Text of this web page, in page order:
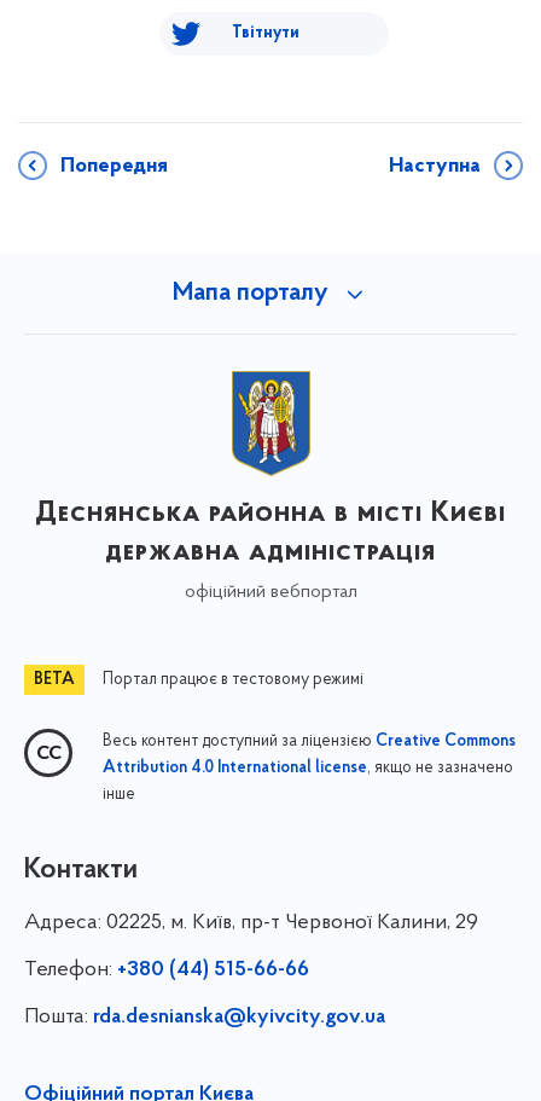
Твітнути
Попередня Наступна
Мапа порталу
Деснянська районна в місті Києві
державна адміністрація
офіційний вебпортал
Портал працює в тестовому режимі
Весь контент доступний за ліцензією Creative Commons
Attribution 4.0 International license, якщо не зазначено
інше
Контакти
Адреса: 02225, м. Київ, пр-т Червоної Калини, 29
Телефон: +380 (44) 515-66-66
Пошта: rda.desnianska@kyivcity.gov.ua
Офіційний портал Києва